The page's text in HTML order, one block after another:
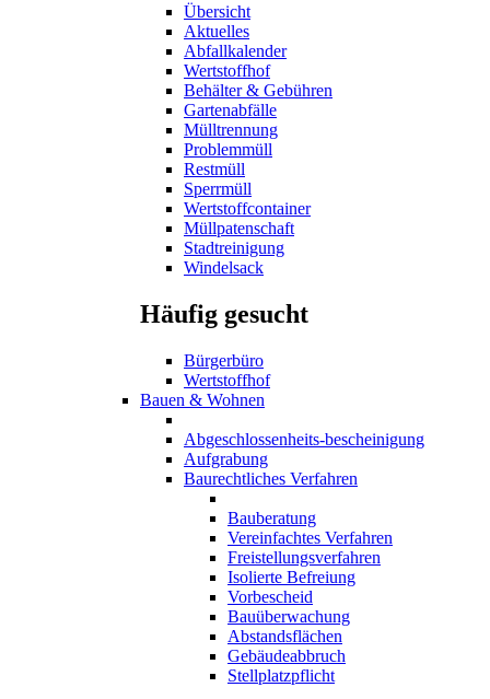
Übersicht
Aktuelles
Abfallkalender
Wertstoffhof
Behälter & Gebühren
Gartenabfälle
Mülltrennung
Problemmüll
Restmüll
Sperrmüll
Wertstoffcontainer
Müllpatenschaft
Stadtreinigung
Windelsack
Häufig gesucht
Bürgerbüro
Wertstoffhof
Bauen & Wohnen
Abgeschlossenheits-bescheinigung
Aufgrabung
Baurechtliches Verfahren
Bauberatung
Vereinfachtes Verfahren
Freistellungsverfahren
Isolierte Befreiung
Vorbescheid
Bauüberwachung
Abstandsflächen
Gebäudeabbruch
Stellplatzpflicht